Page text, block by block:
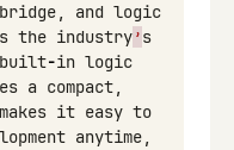
bridge, and logic
the industry’s
built-in logic
a compact,
makes it easy to
anytime,